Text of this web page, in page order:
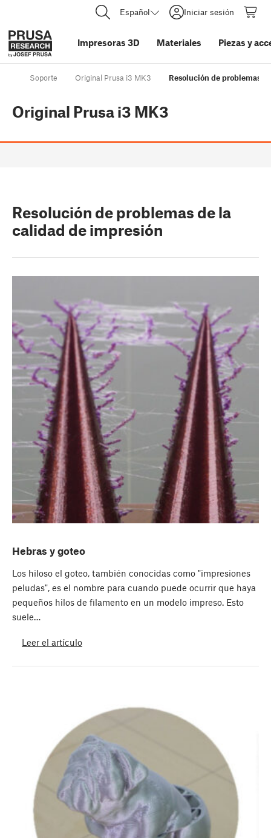
Español Iniciar sesión
Impresoras 3D Materiales Piezas y
Soporte Original Prusa i3 MK3 Resolución de problemas
Original Prusa i3 MK3
Resolución de problemas de la
calidad de impresión
Hebras y goteo
Los hiloso el goteo, también conocidas como "impresiones
peludas", es el nombre para cuando puede ocurrir que haya
pequeños hilos de filamento en un modelo impreso. Esto
suele…
Leer el artículo